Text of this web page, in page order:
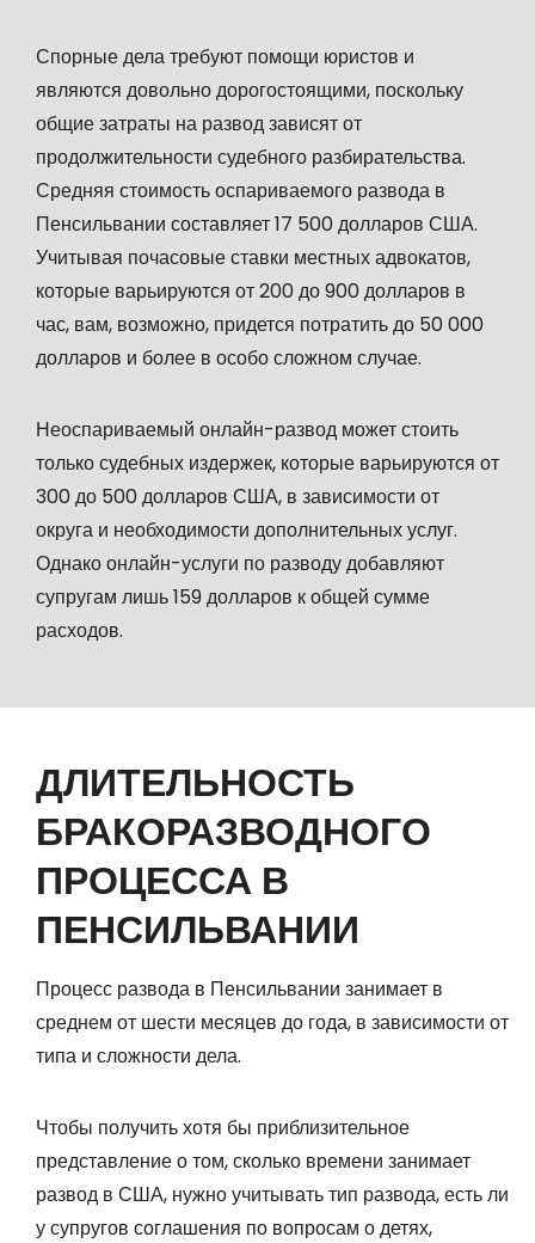
Спорные дела требуют помощи юристов и
являются довольно дорогостоящими, поскольку
общие затраты на развод зависят от
продолжительности судебного разбирательства.
Средняя стоимость оспариваемого развода в
Пенсильвании составляет 17 500 долларов США.
Учитывая почасовые ставки местных адвокатов,
которые варьируются от 200 до 900 долларов в
час, вам, возможно, придется потратить до 50 000
долларов и более в особо сложном случае.
Неоспариваемый онлайн-развод может стоить
только судебных издержек, которые варьируются от
300 до 500 долларов США, в зависимости от
округа и необходимости дополнительных услуг.
Однако онлайн-услуги по разводу добавляют
супругам лишь 159 долларов к общей сумме
расходов.
ДЛИТЕЛЬНОСТЬ
БРАКОРАЗВОДНОГО
ПРОЦЕССА В
ПЕНСИЛЬВАНИИ
Процесс развода в Пенсильвании занимает в
среднем от шести месяцев до года, в зависимости от
типа и сложности дела.
Чтобы получить хотя бы приблизительное
представление о том, сколько времени занимает
развод в США, нужно учитывать тип развода, есть ли
у супругов соглашения по вопросам о детях,